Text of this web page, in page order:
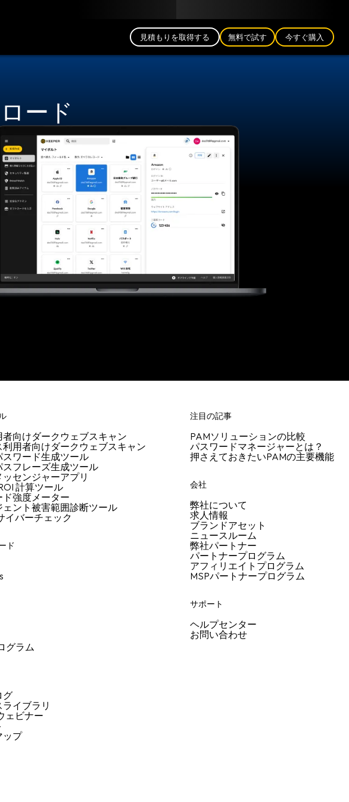
見積もりを取得する 無料で試す 今すぐ購入
ード
者向けダークウェブスキャン
利用者向けダークウェブスキャン
スワード生成ツール
スフレーズ生成ツール
センジャーアプリ
計算ツール
ド強度メーター
ェント被害範囲診断ツール
イバーチェック
ド
グラム
グ
ライブラリ
ェビナー
ップ
注目の記事
PAMソリューションの比較
パスワードマネージャーとは？
押さえておきたいPAMの主要機能
会社
弊社について
求人情報
ブランドアセット
ニュースルーム
弊社パートナー
パートナープログラム
アフィリエイトプログラム
MSPパートナープログラム
サポート
ヘルプセンター
お問い合わせ